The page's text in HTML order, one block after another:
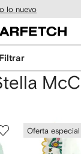
lo nuevo
Filtrar
Oferta especial